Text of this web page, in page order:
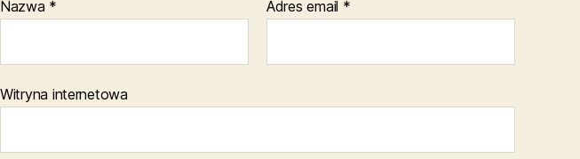
Nazwa * Adres email *
Witryna internetowa